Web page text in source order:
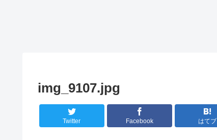
img_9107.jpg
Twitter Facebook はてブ